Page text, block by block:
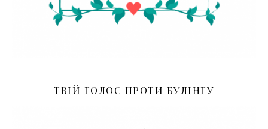
ТВІЙ ГОЛОС ПРОТИ БУЛІНГУ